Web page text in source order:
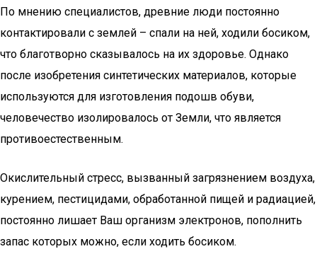
По мнению специалистов, древние люди постоянно
контактировали с землей – спали на ней, ходили босиком,
что благотворно сказывалось на их здоровье. Однако
после изобретения синтетических материалов, которые
используются для изготовления подошв обуви,
человечество изолировалось от Земли, что является
противоестественным.
Окислительный стресс, вызванный загрязнением воздуха,
курением, пестицидами, обработанной пищей и радиацией,
постоянно лишает Ваш организм электронов, пополнить
запас которых можно, если ходить босиком.